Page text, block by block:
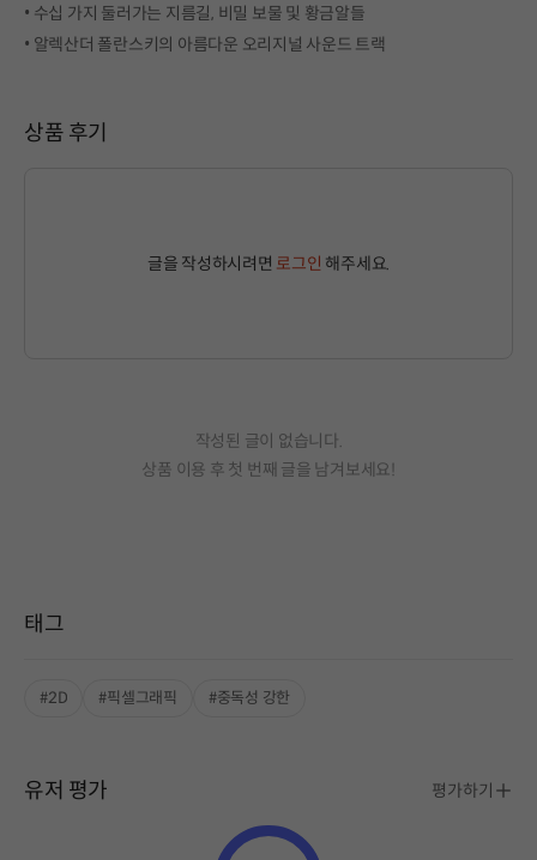
• 수십 가지 둘러가는 지름길, 비밀 보물 및 황금알들
• 알렉산더 폴란스키의 아름다운 오리지널 사운드 트랙
상품 후기
글을 작성하시려면 로그인 해주세요.
작성된 글이 없습니다.
상품 이용 후 첫 번째 글을 남겨보세요!
태그
#2D #픽셀그래픽 #중독성 강한
유저 평가 평가하기